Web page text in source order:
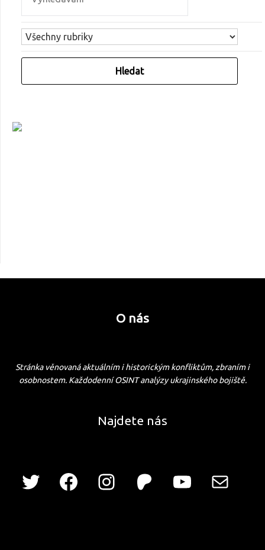
O nás
Stránka věnovaná aktuálním i historickým konfliktům, zbraním i
osobnostem. Každodenní OSINT analýzy ukrajinského bojiště.
Najdete nás